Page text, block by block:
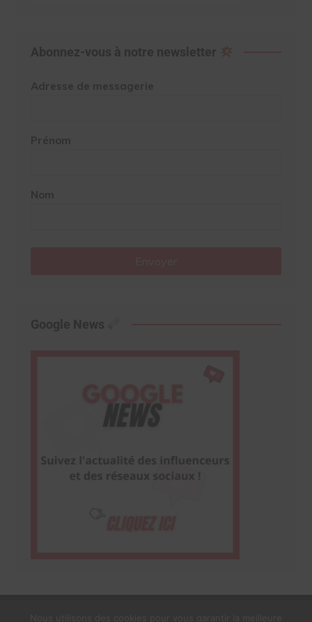
Abonnez-vous à notre newsletter
Adresse de messagerie
Prénom
Nom
Google News